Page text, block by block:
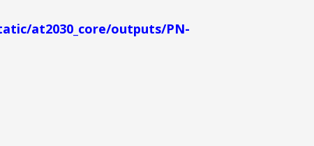
at2030_core/outputs/PN-